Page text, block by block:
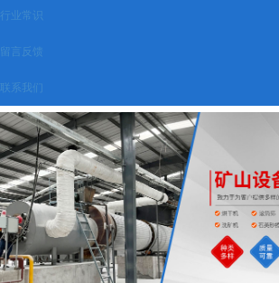
行业常识
留言反馈
联系我们